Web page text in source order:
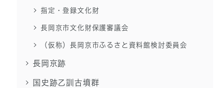
指定・登録文化財
長岡京市文化財保護審議会
（仮称）長岡京市ふるさと資料館検討委員会
長岡京跡
国史跡乙訓古墳群